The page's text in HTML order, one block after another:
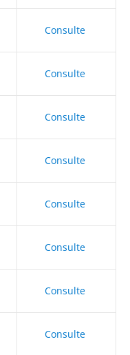
Consulte
Consulte
Consulte
Consulte
Consulte
Consulte
Consulte
Consulte